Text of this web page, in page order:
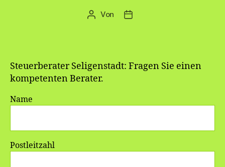
Beitragsautor
Von Veröffentlichungsdatum
Steuerberater Seligenstadt: Fragen Sie einen
kompetenten Berater.
Name
Postleitzahl